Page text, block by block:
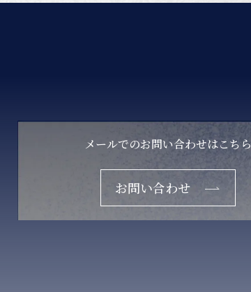
メールでのお問い合わせはこちら
お問い合わせ